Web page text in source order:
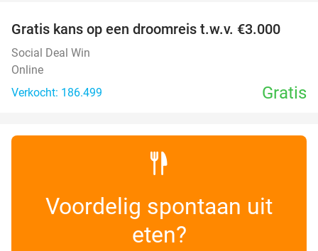
Gratis kans op een droomreis t.w.v. €3.000
Social Deal Win
Online
Verkocht: 186.499
Gratis
Voordelig spontaan uit
eten?